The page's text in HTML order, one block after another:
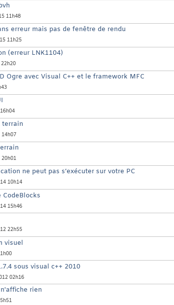
11h48
erreur mais pas de fenêtre de rendu
11h25
(erreur LNK1104)
Ogre avec Visual C++ et le framework MFC
terrain
ne peut pas s’exécuter sur votre PC
10h14
CodeBlocks
15h46
22h55
visuel
sous visual c++ 2010
02h16
rien